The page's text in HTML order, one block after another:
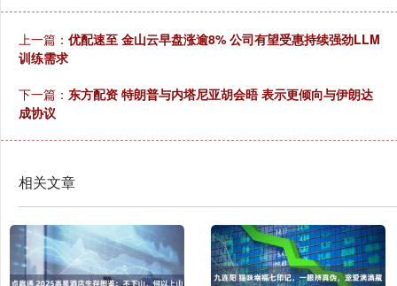
上一篇： 优配速至 金山云早盘涨逾8% 公司有望受惠持续强劲LLM
训练需求
下一篇： 东方配资 特朗普与内塔尼亚胡会晤 表示更倾向与伊朗达
成协议
相关文章